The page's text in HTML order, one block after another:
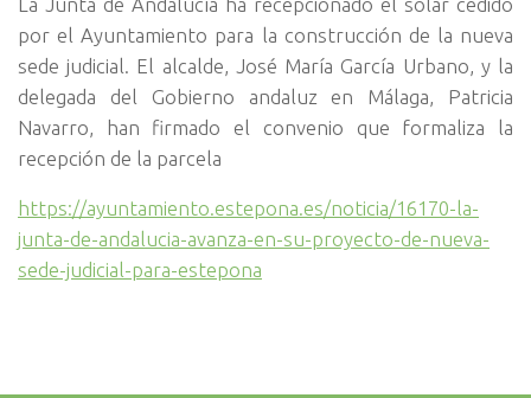
por el Ayuntamiento para la construcción de la nueva
sede judicial. El alcalde, José María García Urbano, y la
delegada del Gobierno andaluz en Málaga, Patricia
Navarro, han firmado el convenio que formaliza la
recepción de la parcela
https://ayuntamiento.estepona.es/noticia/16170-la-
junta-de-andalucia-avanza-en-su-proyecto-de-nueva-
sede-judicial-para-estepona